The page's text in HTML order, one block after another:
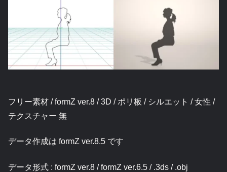
フリー素材 / formZ ver.8 / 3D / ポリ板 / シルエット / 女性 /
テクスチャー 無
データ作成は formZ ver.8.5 です
データ形式 : formZ ver.8 / formZ ver.6.5 / .3ds / .obj